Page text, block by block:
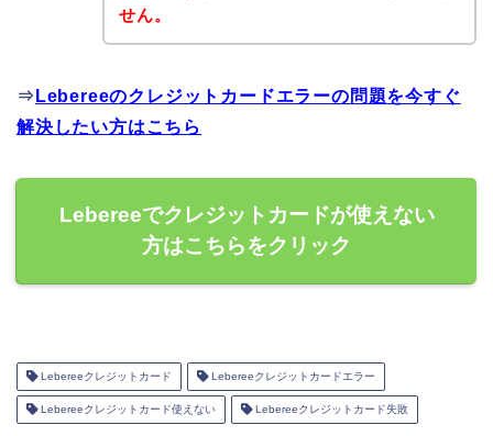
せん。
⇒ Lebereeのクレジットカードエラーの問題を今すぐ
解決したい方はこちら
Lebereeでクレジットカードが使えない
方はこちらをクリック
Lebereeクレジットカード Lebereeクレジットカードエラー
Lebereeクレジットカード使えない Lebereeクレジットカード失敗